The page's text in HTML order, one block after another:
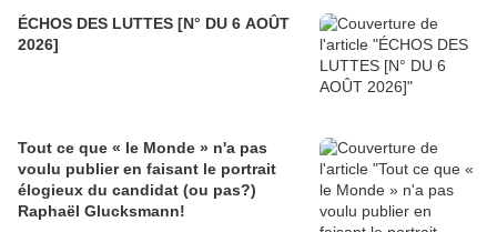
ÉCHOS DES LUTTES [N° DU 6 AOÛT
2026]
Tout ce que « le Monde » n'a pas
voulu publier en faisant le portrait
élogieux du candidat (ou pas?)
Raphaël Glucksmann!